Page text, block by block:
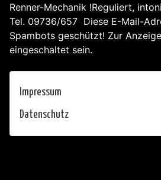
Renner-Mechanik !Reguliert,
Tel. 09736/657 Diese E-Mail-
Spambots geschützt! Zur
eingeschaltet sein.
Impressum
Datenschutz